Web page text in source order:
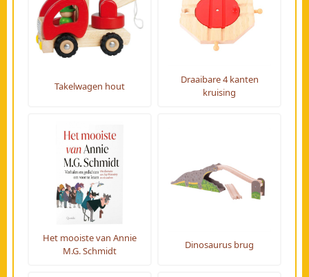
Takelwagen hout
Draaibare 4 kanten
kruising
Het mooiste van Annie
M.G. Schmidt
Dinosaurus brug